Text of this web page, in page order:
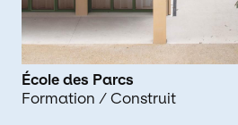
École des Parcs
Formation / Construit